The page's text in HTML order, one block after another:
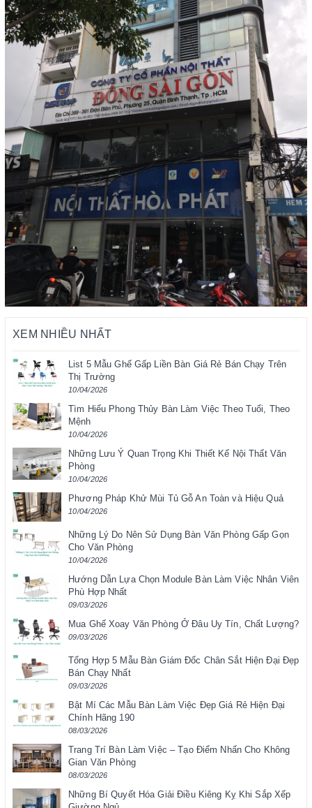
XEM NHIỀU NHẤT
List 5 Mẫu Ghế Gấp Liền Bàn Giá Rẻ Bán Chạy Trên
Thị Trường
10/04/2026
Tìm Hiểu Phong Thủy Bàn Làm Việc Theo Tuổi, Theo
Mệnh
10/04/2026
Những Lưu Ý Quan Trọng Khi Thiết Kế Nội Thất Văn
Phòng
10/04/2026
Phương Pháp Khử Mùi Tủ Gỗ An Toàn và Hiệu Quả
10/04/2026
Những Lý Do Nên Sử Dụng Bàn Văn Phòng Gấp Gọn
Cho Văn Phòng
10/04/2026
Hướng Dẫn Lựa Chọn Module Bàn Làm Việc Nhân Viên
Phù Hợp Nhất
09/03/2026
Mua Ghế Xoay Văn Phòng Ở Đâu Uy Tín, Chất Lượng?
09/03/2026
Tổng Hợp 5 Mẫu Bàn Giám Đốc Chân Sắt Hiện Đại Đẹp
Bán Chạy Nhất
09/03/2026
Bật Mí Các Mẫu Bàn Làm Việc Đẹp Giá Rẻ Hiện Đại
Chính Hãng 190
08/03/2026
Trang Trí Bàn Làm Việc – Tạo Điểm Nhấn Cho Không
Gian Văn Phòng
08/03/2026
Những Bí Quyết Hóa Giải Điều Kiêng Kỵ Khi Sắp Xếp